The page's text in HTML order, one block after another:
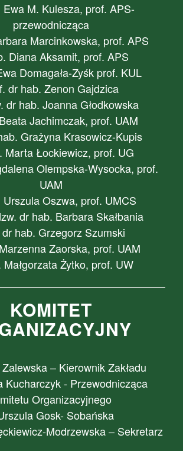
Ewa M. Kulesza, prof. APS-
przewodnicząca
Marcinkowska, prof. APS
Diana Aksamit, prof. APS
Domagała-Zyśk prof. KUL
dr hab. Zenon Gajdzica
dr hab. Joanna Głodkowska
Jachimczak, prof. UAM
Grażyna Krasowicz-Kupis
Marta Łockiewicz, prof. UG
Olempska-Wysocka, prof.
UAM
Urszula Oszwa, prof. UMCS
dr hab. Barbara Skałbania
hab. Grzegorz Szumski
Zaorska, prof. UAM
Małgorzata Żytko, prof. UW
KOMITET
– Kierownik Zakładu
Kucharczyk - Przewodnicząca
Organizacyjnego
Gosk- Sobańska
Modrzewska – Sekretarz